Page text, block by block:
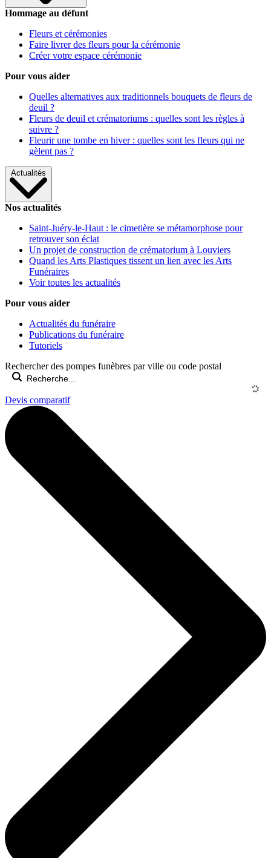
Hommage au défunt
Fleurs et cérémonies
Faire livrer des fleurs pour la cérémonie
Créer votre espace cérémonie
Pour vous aider
Quelles alternatives aux traditionnels bouquets de fleurs de
deuil ?
Fleurs de deuil et crématoriums : quelles sont les règles à
suivre ?
Fleurir une tombe en hiver : quelles sont les fleurs qui ne
gèlent pas ?
Actualités
Nos actualités
Saint-Juéry-le-Haut : le cimetière se métamorphose pour
retrouver son éclat
Un projet de construction de crématorium à Louviers
Quand les Arts Plastiques tissent un lien avec les Arts
Funéraires
Voir toutes les actualités
Pour vous aider
Actualités du funéraire
Publications du funéraire
Tutoriels
Rechercher des pompes funèbres par ville ou code postal
Devis comparatif